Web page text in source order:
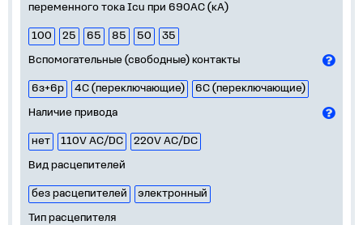
переменного тока Icu при 690AC (кА)
100 25 65 85 50
35
Вспомогательные (свободные) контакты
6з+6р 4С (переключающие)
6С (переключающие)
Наличие привода
нет 110V AC/DC
220V AC/DC
Вид расцепителей
без расцепителей
электронный
Тип расцепителя